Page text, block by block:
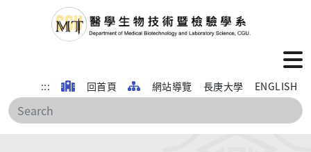
::: 回首頁 網站導覽 長庚大學 ENGLISH
搜